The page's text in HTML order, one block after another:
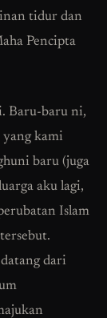
tidur dan
Pencipta
Baru-baru ni,
yang kami
baru (juga
aku lagi,
Islam
dari